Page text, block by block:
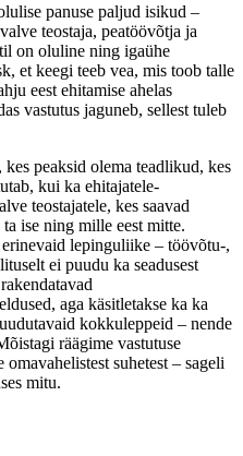
panuse paljud isikud –
teostaja, peatöövõtja ja
on oluline ning igaühe
et keegi teeb vea, mis toob talle
eest ehitamise ahelas
vastutus jaguneb, sellest tuleb
peaksid olema teadlikud, kes
kui ka ehitajatele-
teostajatele, kes saavad
ise ning mille eest mitte.
lepinguliike – töövõtu-,
ei puudu ka seadusest
aga käsitletakse ka ka
kokkuleppeid – nende
räägime vastutuse
suhetest – sageli
mitu.